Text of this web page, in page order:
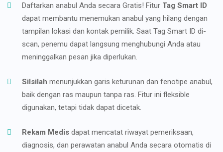
Daftarkan anabul Anda secara Gratis! Fitur Tag Smart ID
dapat membantu menemukan anabul yang hilang dengan
tampilan lokasi dan kontak pemilik. Saat Tag Smart ID di-
scan, penemu dapat langsung menghubungi Anda atau
meninggalkan pesan jika diperlukan.
Silsilah menunjukkan garis keturunan dan fenotipe anabul,
baik dengan ras maupun tanpa ras. Fitur ini fleksible
digunakan, tetapi tidak dapat dicetak.
Rekam Medis dapat mencatat riwayat pemeriksaan,
diagnosis, dan perawatan anabul Anda secara otomatis di